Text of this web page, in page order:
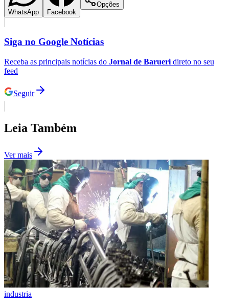
WhatsApp Facebook
Opções
Siga no Google Notícias
Receba as principais notícias do Jornal de Barueri direto no seu
feed
Seguir
Leia Também
Ver mais
industria